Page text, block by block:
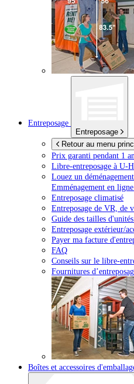
Entreposage
Entreposage
Retour au menu
Prix garanti pendant 1 an
Libre-entreposage à U-
Louez un
Emménagement en
Entreposage climatisé
Entreposage de VR, de
Guide des tailles
Entreposage extérieur/
Payer ma facture
FAQ
Conseils sur le libre-
Fournitures
Boîtes et accessoires